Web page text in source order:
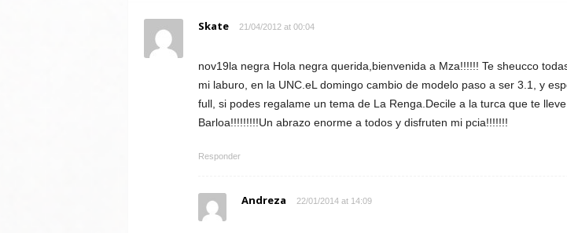
Skate 21/04/2012 at 00:04
nov19la negra Hola negra querida,bienvenida a Mza!!!!!! Te sheucco
mi laburo, en la UNC.eL domingo cambio de modelo paso a ser 3.1, y
full, si podes regalame un tema de La Renga.Decile a la turca que te
Barloa!!!!!!!!!Un abrazo enorme a todos y disfruten mi pcia!!!!!!!
Responder
Andreza 22/01/2014 at 14:09